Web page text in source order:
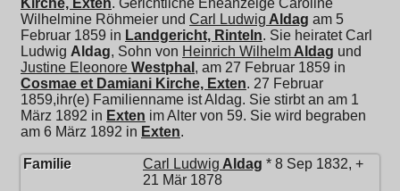
Kirche, Exten. Gerichtliche Eheanzeige Caroline
Wilhelmine Röhmeier und Carl Ludwig Aldag am 5
Februar 1859 in Landgericht, Rinteln. Sie heiratetCarl
Ludwig Aldag, Sohn von Heinrich Wilhelm Aldag und
Justine Eleonore Westphal , am 27 Februar 1859 in
Cosmae et Damiani Kirche, Exten. 27 Februar
1859,ihr(e) Familienname ist Aldag. Sie stirbt an am 1
März 1892 in Exten im Alter von 59. Sie wird begraben
am 6 März 1892 in Exten.
Familie Carl Ludwig Aldag * 8 Sep 1832, +
21 Mär 1878